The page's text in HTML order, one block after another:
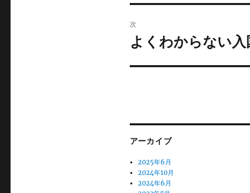
ゲ
ン
投
稿:
次
次
投
よくわからない入
アーカイブ
2025年6月
2024年10月
2024年6月